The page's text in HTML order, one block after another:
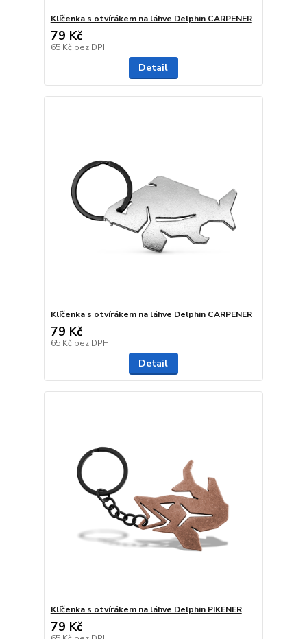
Klíčenka s otvírákem na láhve Delphin CARPENER
79 Kč
65 Kč bez DPH
Detail
Klíčenka s otvírákem na láhve Delphin CARPENER
79 Kč
65 Kč bez DPH
Detail
Klíčenka s otvírákem na láhve Delphin PIKENER
79 Kč